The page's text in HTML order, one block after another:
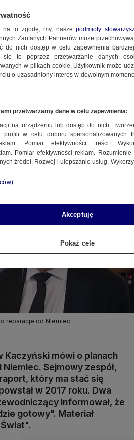
roku politycy PiS mówili,
99 procent"
reparacje od Niemiec
Kaczyński mówi o planach
Sejmowy zespół,
który ma stać się
w 2017 roku. Dwa
informował, że
gotowy". Materiał
na to zgodę, my, naszepodmioty
Zaufanych Partnerów może
do nich dostęp w celu zapewnienia
się to poprzez przetwarzanie danych
w plikach cookie. Użytkownik może
o uzasadniony interes w dowolnym
przetwarzamy dane w celu zapewnienia:
na urządzeniu lub dostęp do nich.
profili w celu doboru spersonalizowanych
Pomiar efektywności treści.
Pomiar efektywności reklam.
źródeł. Rozwój i ulepszanie usług.
Akceptuję
Pokaż cele